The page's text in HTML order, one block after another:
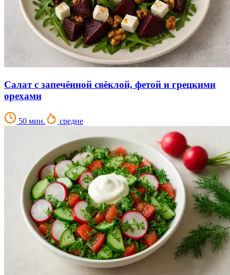
Салат с запечённой свёклой, фетой и грецкими
орехами
50 мин. средне